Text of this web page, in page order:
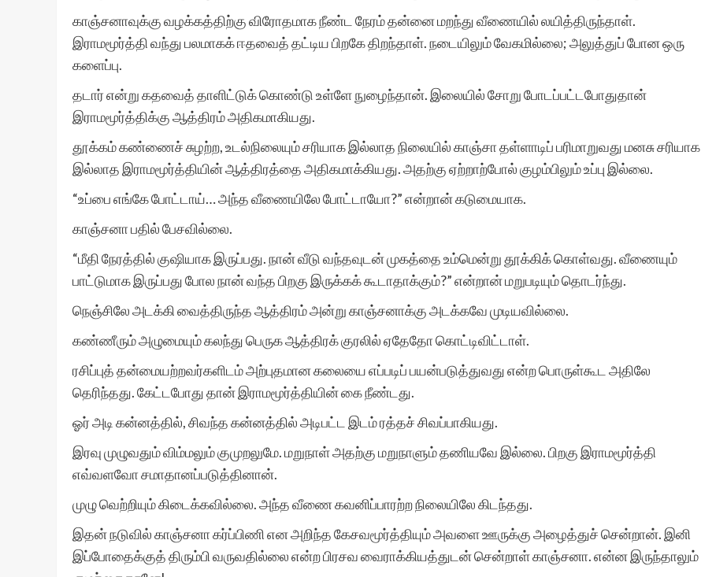
காஞ்சனாவுக்கு வழக்கத்திற்கு விரோதமாக நீண்ட நேரம் தன்னை மறந்து வீணையில் லயித்திருந்தாள்.
இராமமூர்த்தி வந்து பலமாகக் ஈதவைத் தட்டிய பிறகே திறந்தாள். நடையிலும் வேகமில்லை; அலுத்துப் போன ஒரு
களைப்பு.
தடார் என்று கதவைத் தாளிட்டுக் கொண்டு உள்ளே நுழைந்தான். இலையில் சோறு போடப்பட்டபோதுதான்
இராமமூர்த்திக்கு ஆத்திரம் அதிகமாகியது.
தூக்கம் கண்ணைச் சுழற்ற, உடல்நிலையும் சரியாக இல்லாத நிலையில் காஞ்சா தள்ளாடிப் பரிமாறுவது மனசு சரியாக
இல்லாத இராமமூர்த்தியின் ஆத்திரத்தை அதிகமாக்கியது. அதற்கு ஏற்றாற்போல் குழம்பிலும் உப்பு இல்லை.
“உப்பை எங்கே போட்டாய்… அந்த வீணையிலே போட்டாயோ?” என்றான் கடுமையாக.
காஞ்சனா பதில் பேசவில்லை.
“மீதி நேரத்தில் குஷியாக இருப்பது. நான் வீடு வந்தவுடன் முகத்தை உம்மென்று தூக்கிக் கொள்வது. வீணையும்
பாட்டுமாக இருப்பது போல நான் வந்த பிறகு இருக்கக் கூடாதாக்கும்?” என்றான் மறுபடியும் தொடர்ந்து.
நெஞ்சிலே அடக்கி வைத்திருந்த ஆத்திரம் அன்று காஞ்சனாக்கு அடக்கவே முடியவில்லை.
கண்ணீரும் அழுமையும் கலந்து பெருக ஆத்திரக் குரலில் ஏதேதோ கொட்டிவிட்டாள்.
ரசிப்புத் தன்மையற்றவர்களிடம் அற்புதமான கலையை எப்படிப் பயன்படுத்துவது என்ற பொருள்கூட அதிலே
தெரிந்தது. கேட்டபோது தான் இராமமூர்த்தியின் கை நீண்டது.
ஓர் அடி கன்னத்தில், சிவந்த கன்னத்தில் அடிபட்ட இடம் ரத்தச் சிவப்பாகியது.
இரவு முழுவதும் விம்மலும் குமுறலுமே. மறுநாள் அதற்கு மறுநாளும் தணியவே இல்லை. பிறகு இராமமூர்த்தி
எவ்வளவோ சமாதானப்படுத்தினான்.
முழு வெற்றியும் கிடைக்கவில்லை. அந்த வீணை கவனிப்பாரற்ற நிலையிலே கிடந்தது.
இதன் நடுவில் காஞ்சனா கர்ப்பிணி என அறிந்த கேசவமூர்த்தியும் அவளை ஊருக்கு அழைத்துச் சென்றான். இனி
இப்போதைக்குத் திரும்பி வருவதில்லை என்ற பிரசவ வைராக்கியத்துடன் சென்றாள் காஞ்சனா. என்ன இருந்தாலும்